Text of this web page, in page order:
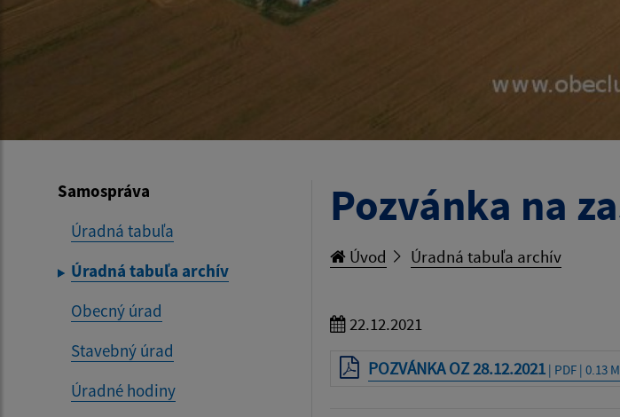
Samospráva
Úradná tabuľa
Úradná tabuľa archív
Obecný úrad
Stavebný úrad
Úradné hodiny
Pozvánka na
Úvod Úradná tabuľa archív
22.12.2021
POZVÁNKA OZ 28.12.2021| PDF | 0.13